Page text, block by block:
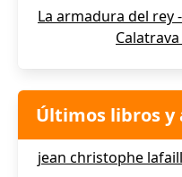
La armadura del rey
Últimos libros y
jean christophe